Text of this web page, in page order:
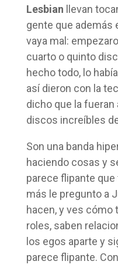
Lesbian llevan
gente que además
vaya mal:
cuarto o quinto
hecho todo, lo
así dieron con la
dicho que la fueran
discos increíbles
Son una banda
haciendo cosas y
parece flipante
más le pregunto a
hacen, y ves cómo
roles, saben
los egos aparte y
parece flipante.